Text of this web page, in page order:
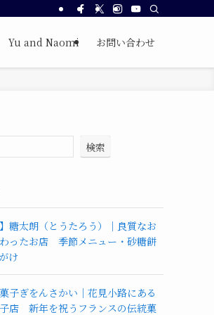
Yu and Naomi お問い合わせ
検索
】糖太朗（とうたろう）｜良質なお
ったお店 季節メニュー・砂糖餅
け
子ぎをんさかい｜花見小路にある
店 新年を祝うフランスの伝統菓